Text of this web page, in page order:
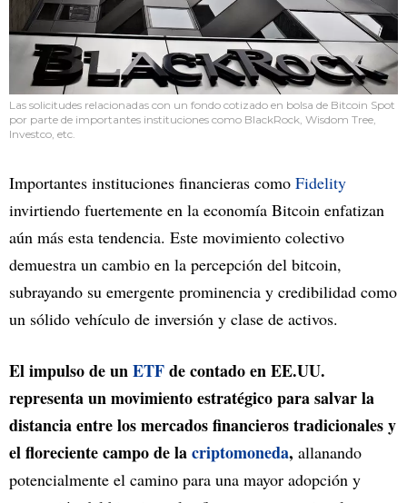
Las solicitudes relacionadas con un fondo cotizado en bolsa de Bitcoin Spot
por parte de importantes instituciones como BlackRock, Wisdom Tree,
Investco, etc.
Importantes instituciones financieras como Fidelity
invirtiendo fuertemente en la economía Bitcoin enfatizan
aún más esta tendencia. Este movimiento colectivo
demuestra un cambio en la percepción del bitcoin,
subrayando su emergente prominencia y credibilidad como
un sólido vehículo de inversión y clase de activos.
El impulso de unETFde contado en EE.UU.
representa un movimiento estratégico para salvar la
distancia entre los mercados financieros tradicionales y
el floreciente campo de lacriptomoneda, allanando
potencialmente el camino para una mayor adopción y